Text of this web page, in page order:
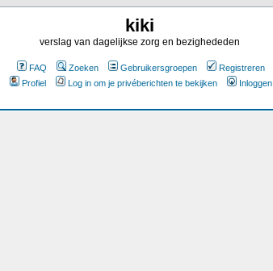
kiki
verslag van dagelijkse zorg en bezighededen
FAQ Zoeken Gebruikersgroepen
Registreren
Profiel
Log in om je privéberichten te bekijken Inloggen